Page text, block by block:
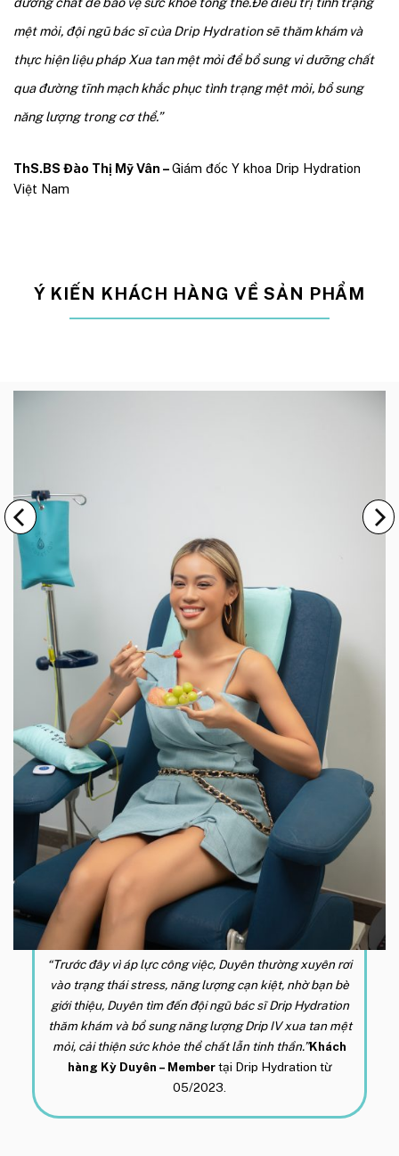
mệt mỏi, đội ngũ bác sĩ của Drip Hydration sẽ thăm khám và
thực hiện liệu pháp Xua tan mệt mỏi đểbổ sung vi dưỡng chất
qua đường tĩnh mạch khắc phục tình trạng mệt mỏi, bổ sung
năng lượng trong cơ thể.”
ThS.BS Đào Thị Mỹ Vân –Giám đốc Y khoa Drip Hydration
Việt Nam
Ý KIẾN KHÁCH HÀNG VỀ SẢN PHẨM
“Trước đây vì áp lực công việc, Duyên thường xuyên rơi
vào trạng thái stress, năng lượng cạn kiệt, nhờ bạn bè
giới thiệu, Duyên tìm đến đội ngũ bác sĩ Drip Hydration
thăm khám và bổ sung năng lượng Drip IV xua tan mệt
mỏi, cải thiện sức khỏe thể chất lẫn tinh thần.”Khách
hàng Kỳ Duyên – Membertại Drip Hydration từ
05/2023.